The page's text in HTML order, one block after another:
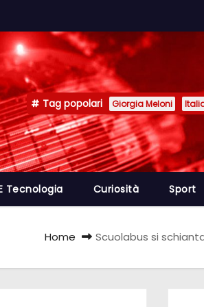
Tag popolari Giorgia Meloni
Tecnologia Curiosità Sport
Home Scuolabus si